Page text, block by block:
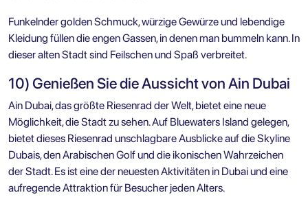
Funkelnder golden Schmuck, würzige Gewürze und lebendige
Kleidung füllen die engen Gassen, in denen man bummeln kann. In
dieser alten Stadt sind Feilschen und Spaß verbreitet.
10) Genießen Sie die Aussicht von Ain Dubai
Ain Dubai, das größte Riesenrad der Welt, bietet eine neue
Möglichkeit, die Stadt zu sehen. Auf Bluewaters Island gelegen,
bietet dieses Riesenrad unschlagbare Ausblicke auf die Skyline
Dubais, den Arabischen Golf und die ikonischen Wahrzeichen
der Stadt. Es ist eine der neuesten Aktivitäten in Dubai und eine
aufregende Attraktion für Besucher jeden Alters.